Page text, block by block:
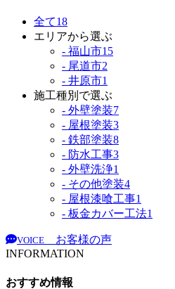
全て18
エリアから選ぶ
- 福山市15
- 尾道市2
- 井原市1
施工種別で選ぶ
- 外壁塗装7
- 屋根塗装3
- 鉄部塗装8
- 防水工事3
- 外壁洗浄1
- その他塗装4
- 屋根漆喰工事1
- 板金カバー工法1
VOICE
お客様の声
INFORMATION
おすすめ情報